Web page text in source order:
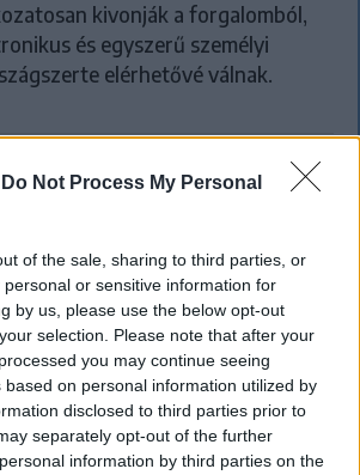
Do Not Process My Personal
of the sale, sharing to third parties, or
or sensitive information for
by us, please use the below opt-out
selection. Please note that after your
you may continue seeing
based on personal information utilized by
disclosed to third parties prior to
separately opt-out of the further
information by third parties on the
kivonják a forgalomból,
és egyszerű személyi
elérhetővé válnak.